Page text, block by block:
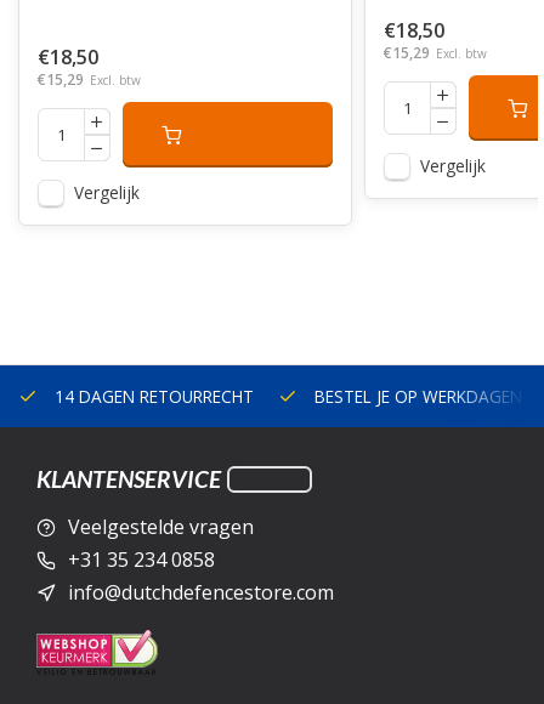
€18,50
€15,29 Excl. btw
Vergelijk
€18,50
€15,29 Excl. btw
Vergelijk
14 DAGEN RETOURRECHT BESTEL JE OP WERKDAGEN
KLANTENSERVICE
Veelgestelde vragen
+31 35 234 0858
info@dutchdefencestore.com